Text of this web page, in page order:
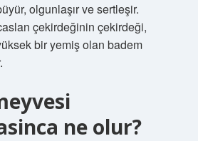
olgunlaşır ve sertleşir.
çekirdeğinin çekirdeği,
bir yemiş olan badem
ne olur?